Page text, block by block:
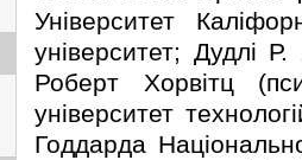
Університет
університет; Дудлі
Роберт Хорвітц
університет
Годдарда